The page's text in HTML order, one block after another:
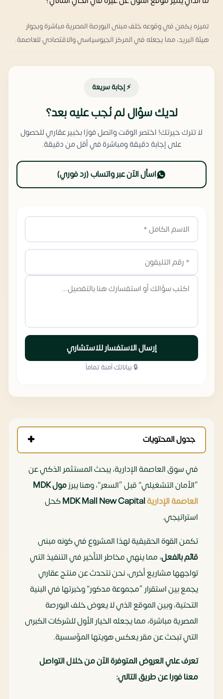
تميزه يكمن في وقوعه خلف مبنى البورصة المصرية مباشرة وبجوار
هيئة البريد، مما يجعله في المركز الجيوسياسي والاقتصادي للعاصمة.
⚡ إجابة سريعة
لديك سؤال لم نُجب عليه بعد؟
لا تترك حيرتك! اختصر الوقت واتصل فورًا بخبير عقاري للحصول
على إجابة دقيقة ومباشرة في أقل من دقيقة.
اسأل الآن عبر واتساب (رد فوري)
إرسال الاستفسار للاستشاري
🔒 بياناتك آمنة تماماً
جدول المحتويات
في سوق العاصمة الإدارية، يبحث المستثمر الذكي عن
“الأمان التشغيلي” قبل “السعر”، وهنا يبرزمول MDK
العاصمة الإدارية
كحل
استراتيجي.
تكمن القوة الحقيقية لهذا المشروع في كونه مبنى
قائم بالفعل، مما ينهي مخاطر التأخير في التنفيذ التي
تواجهها مشاريع أخرى، نحن نتحدث عن منتج عقاري
يجمع بين استقرار “مجموعة مدكور” وخبرتها في البنية
التحتية، وبين الموقع الذي لا يعوض خلف البورصة
المصرية مباشرة، مما يجعله الخيار الأول للشركات الكبرى
التي تبحث عن مقر يعكس هويتها المؤسسية.
تعرف علي العروض المتوفرة الآن من خلال التواصل
معنا فورا عن طريق التالي: